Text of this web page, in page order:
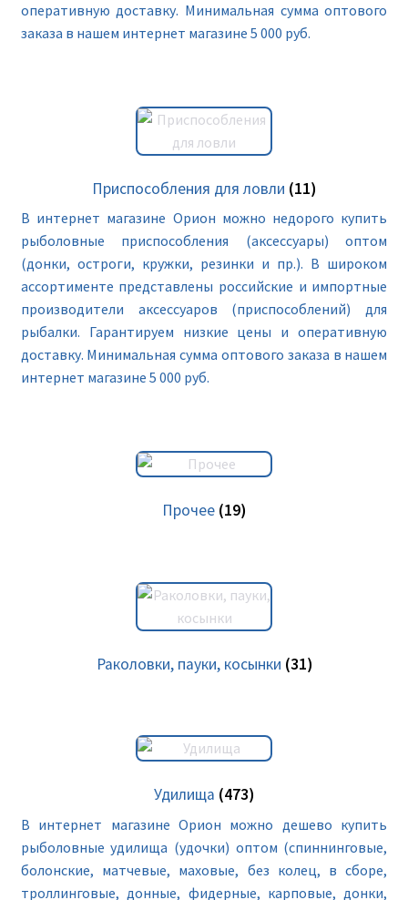
оперативную доставку. Минимальная сумма оптового
заказа в нашем интернет магазине 5 000 руб.
Приспособления для ловли (11)
В интернет магазине Орион можно недорого купить
рыболовные приспособления (аксессуары) оптом
(донки, остроги, кружки, резинки и пр.). В широком
ассортименте представлены российские и импортные
производители аксессуаров (приспособлений) для
рыбалки. Гарантируем низкие цены и оперативную
доставку. Минимальная сумма оптового заказа в нашем
интернет магазине 5 000 руб.
Прочее (19)
Раколовки, пауки, косынки (31)
Удилища (473)
В интернет магазине Орион можно дешево купить
рыболовные удилища (удочки) оптом (спиннинговые,
болонские, матчевые, маховые, без колец, в сборе,
троллинговые, донные, фидерные, карповые, донки,